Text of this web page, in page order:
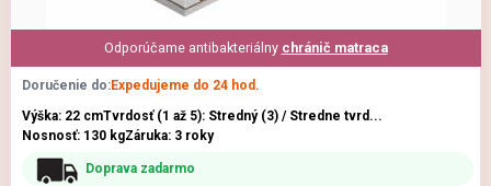
Odporúčame antibakteriálny chránič matraca
Doručenie do:Expedujeme do 24 hod.
Výška: 22 cmTvrdosť (1 až 5): Stredný (3) / Stredne tvrd...
Nosnosť: 130 kgZáruka: 3 roky
Doprava zadarmo